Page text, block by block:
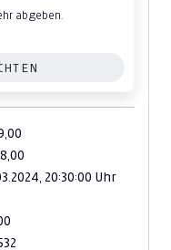
abgeben.
20:30:00 Uhr